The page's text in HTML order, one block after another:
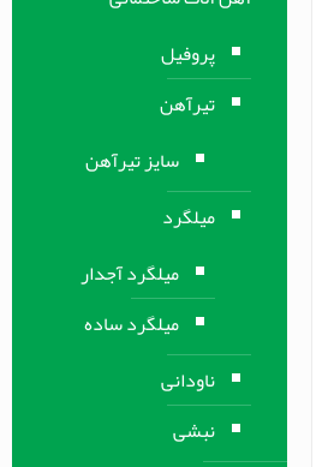
پروفیل
تیرآهن
سایز تیرآهن
میلگرد
میلگرد آجدار
میلگرد ساده
ناودانی
نبشی